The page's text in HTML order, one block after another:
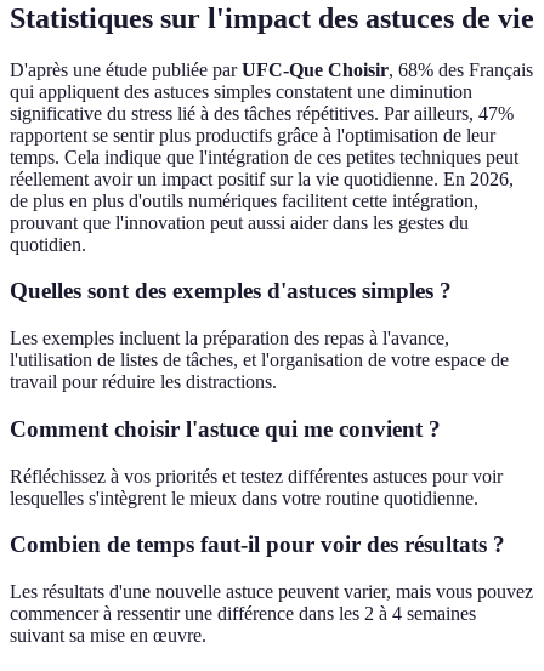
Statistiques sur l'impact des astuces de vie
D'après une étude publiée parUFC-Que Choisir, 68% des Français
qui appliquent des astuces simples constatent une diminution
significative du stress lié à des tâches répétitives. Par ailleurs, 47%
rapportent se sentir plus productifs grâce à l'optimisation de leur
temps. Cela indique que l'intégration de ces petites techniques peut
réellement avoir un impact positif sur la vie quotidienne. En 2026,
de plus en plus d'outils numériques facilitent cette intégration,
prouvant que l'innovation peut aussi aider dans les gestes du
quotidien.
Quelles sont des exemples d'astuces simples ?
Les exemples incluent la préparation des repas à l'avance,
l'utilisation de listes de tâches, et l'organisation de votre espace de
travail pour réduire les distractions.
Comment choisir l'astuce qui me convient ?
Réfléchissez à vos priorités et testez différentes astuces pour voir
lesquelles s'intègrent le mieux dans votre routine quotidienne.
Combien de temps faut-il pour voir des résultats ?
Les résultats d'une nouvelle astuce peuvent varier, mais vous pouvez
commencer à ressentir une différence dans les 2 à 4 semaines
suivant sa mise en œuvre.